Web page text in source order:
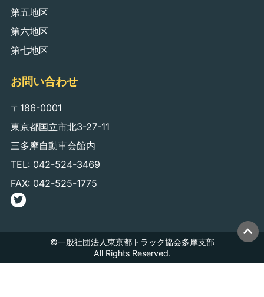
第五地区
第六地区
第七地区
お問い合わせ
〒186-0001
東京都国立市北3-27-11
三多摩自動車会館内
TEL: 042-524-3469
FAX: 042-525-1775
©一般社団法人東京都トラック協会多摩支部
All Rights Reserved.